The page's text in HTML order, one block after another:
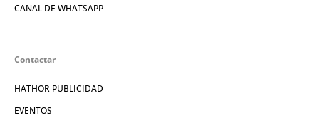
CANAL DE WHATSAPP
Contactar
HATHOR PUBLICIDAD
EVENTOS